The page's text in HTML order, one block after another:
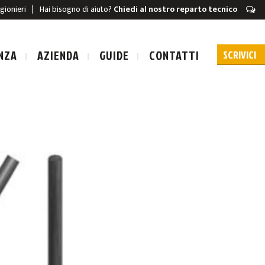
| Hai bisogno di aiuto? Chiedi al nostro reparto tecnico
A SCARICA
SCARICA
AZIENDA GUIDE CONTATTI